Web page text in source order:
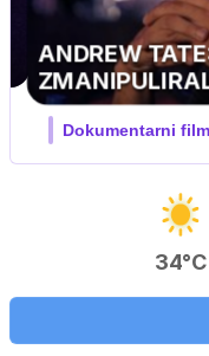
MOJ
Film meseca /
34°C